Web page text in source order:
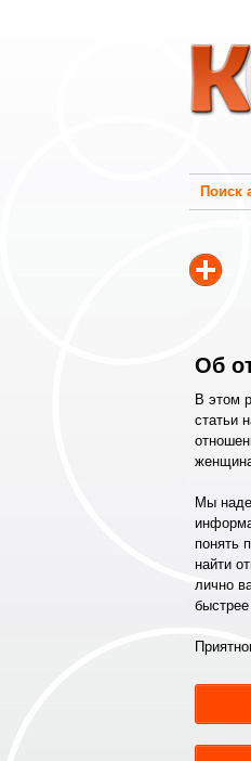
Поиск
Об
В этом
статьи
Мы
понять
найти
лично